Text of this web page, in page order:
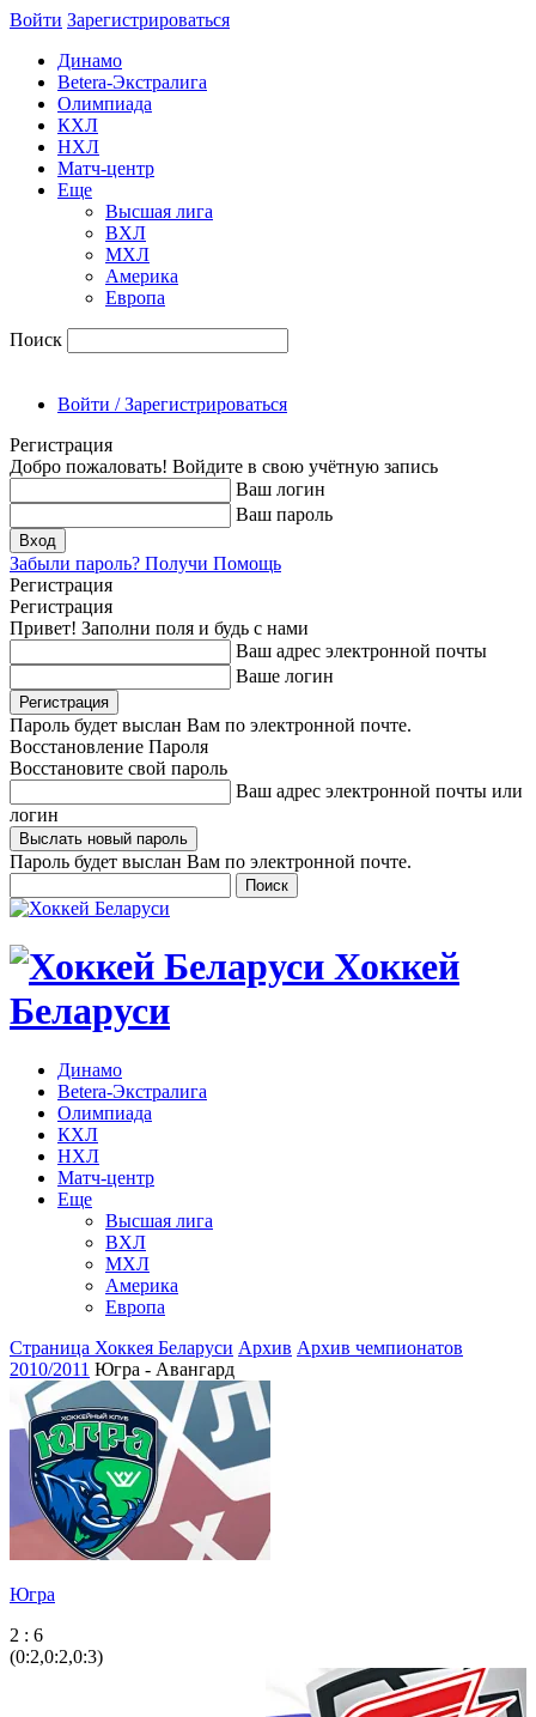
Войти Зарегиcтрироваться
Динамо
Betera-Экстралига
Олимпиада
КХЛ
НХЛ
Матч-центр
Еще
Высшая лига
ВХЛ
МХЛ
Америка
Европа
Поиск
Войти / Зарегистрироваться
Регистрация
Добро пожаловать! Войдите в свою учётную запись
Ваш логин
Ваш пароль
Забыли пароль? Получи Помощь
Регистрация
Регистрация
Привет! Заполни поля и будь с нами
Ваш адрес электронной почты
Ваше логин
Пароль будет выслан Вам по электронной почте.
Восстановление Пароля
Восстановите свой пароль
Ваш адрес электронной почты или
логин
Пароль будет выслан Вам по электронной почте.
Хоккей
Беларуси
Динамо
Betera-Экстралига
Олимпиада
КХЛ
НХЛ
Матч-центр
Еще
Высшая лига
ВХЛ
МХЛ
Америка
Европа
Страница Хоккея Беларуси Архив Архив чемпионатов
2010/2011 Югра - Авангард
Югра
2 : 6
(0:2,0:2,0:3)